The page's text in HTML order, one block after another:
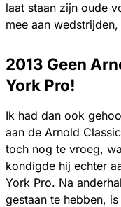
laat staan zijn oude
mee aan
2013 Geen
York Pro!
Ik had dan ook
aan de Arnold
toch nog te vroeg,
kondigde hij echter
York Pro. Na
gestaan te hebben,